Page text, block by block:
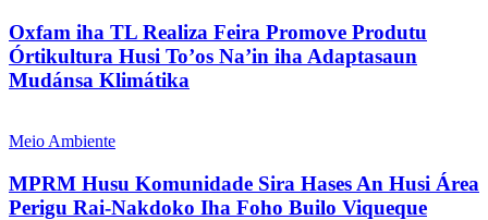
Oxfam iha TL Realiza Feira Promove Produtu
Órtikultura Husi To’os Na’in iha Adaptasaun
Mudánsa Klimátika
Meio Ambiente
MPRM Husu Komunidade Sira Hases An Husi Área
Perigu Rai-Nakdoko Iha Foho Builo Viqueque